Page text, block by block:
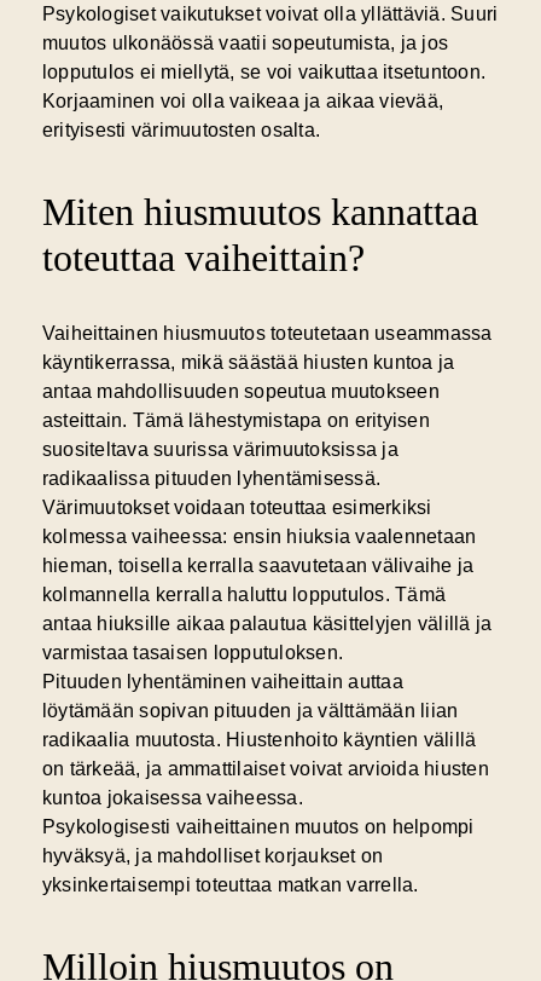
Psykologiset vaikutukset voivat olla yllättäviä. Suuri
muutos ulkonäössä vaatii sopeutumista, ja jos
lopputulos ei miellytä, se voi vaikuttaa itsetuntoon.
Korjaaminen voi olla vaikeaa ja aikaa vievää,
erityisesti värimuutosten osalta.
Miten hiusmuutos kannattaa
toteuttaa vaiheittain?
Vaiheittainen hiusmuutostoteutetaan useammassa
käyntikerrassa, mikä säästää hiusten kuntoa ja
antaa mahdollisuuden sopeutua muutokseen
asteittain. Tämä lähestymistapa on erityisen
suositeltava suurissa värimuutoksissa ja
radikaalissa pituuden lyhentämisessä.
Värimuutokset voidaan toteuttaa esimerkiksi
kolmessa vaiheessa: ensin hiuksia vaalennetaan
hieman, toisella kerralla saavutetaan välivaihe ja
kolmannella kerralla haluttu lopputulos. Tämä
antaa hiuksille aikaa palautua käsittelyjen välillä ja
varmistaa tasaisen lopputuloksen.
Pituuden lyhentäminen vaiheittain auttaa
löytämään sopivan pituuden ja välttämään liian
radikaalia muutosta. Hiustenhoito käyntien välillä
on tärkeää, ja ammattilaiset voivat arvioida hiusten
kuntoa jokaisessa vaiheessa.
Psykologisesti vaiheittainen muutos on helpompi
hyväksyä, ja mahdolliset korjaukset on
yksinkertaisempi toteuttaa matkan varrella.
Milloin hiusmuutos on